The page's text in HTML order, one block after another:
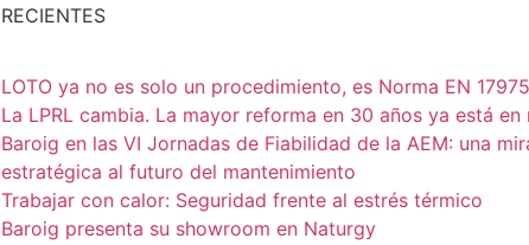
RECIENTES
LOTO ya no es solo un procedimiento, es Norma EN 17975
La LPRL cambia. La mayor reforma en 30 años ya está en
Baroig en las VI Jornadas de Fiabilidad de la AEM: una
estratégica al futuro del mantenimiento
Trabajar con calor: Seguridad frente al estrés térmico
Baroig presenta su showroom en Naturgy